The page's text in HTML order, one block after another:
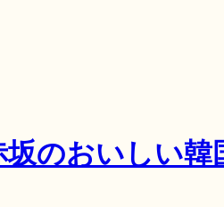
坂のおいしい